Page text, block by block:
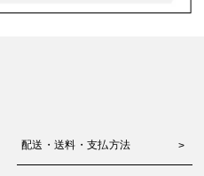
配送・送料・支払方法